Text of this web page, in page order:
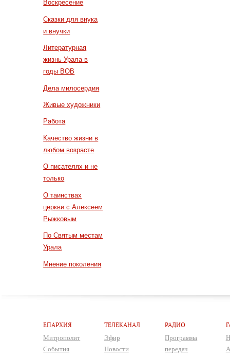
Воскресение
Сказки для внука
и внучки
Литературная
жизнь Урала в
годы ВОВ
Дела милосердия
Живые художники
Работа
Качество жизни в
любом возрасте
О писателях и не
только
О таинствах
церкви с Алексеем
Рыжковым
По Святым местам
Урала
Мнение поколения
ЕПАРХИЯ
Митрополит
События
ТЕЛЕКАНАЛ
Эфир
Новости
РАДИО
Программа
передач